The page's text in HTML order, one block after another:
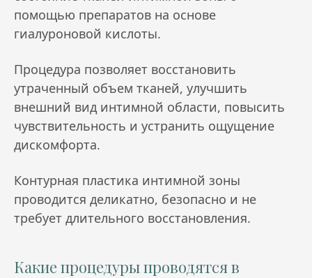
помощью препаратов на основе
гиалуроновой кислоты.
Процедура позволяет восстановить
утраченный объем тканей, улучшить
внешний вид интимной области, повысить
чувствительность и устранить ощущение
дискомфорта.
Контурная пластика интимной зоны
проводится деликатно, безопасно и не
требует длительного восстановления.
Какие процедуры проводятся в